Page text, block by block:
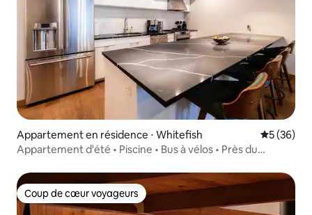
Appartement en résidence ⋅ Whitefish
5 (36)
Appartement d'été • Piscine • Bus à vélos • Près du
Coup de cœur voyageurs
Coup de cœur voyageurs